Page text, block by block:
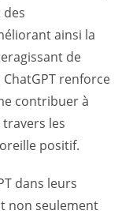
ainsi la
de
renforce
contribuer à
travers les
positif.
dans leurs
non seulement